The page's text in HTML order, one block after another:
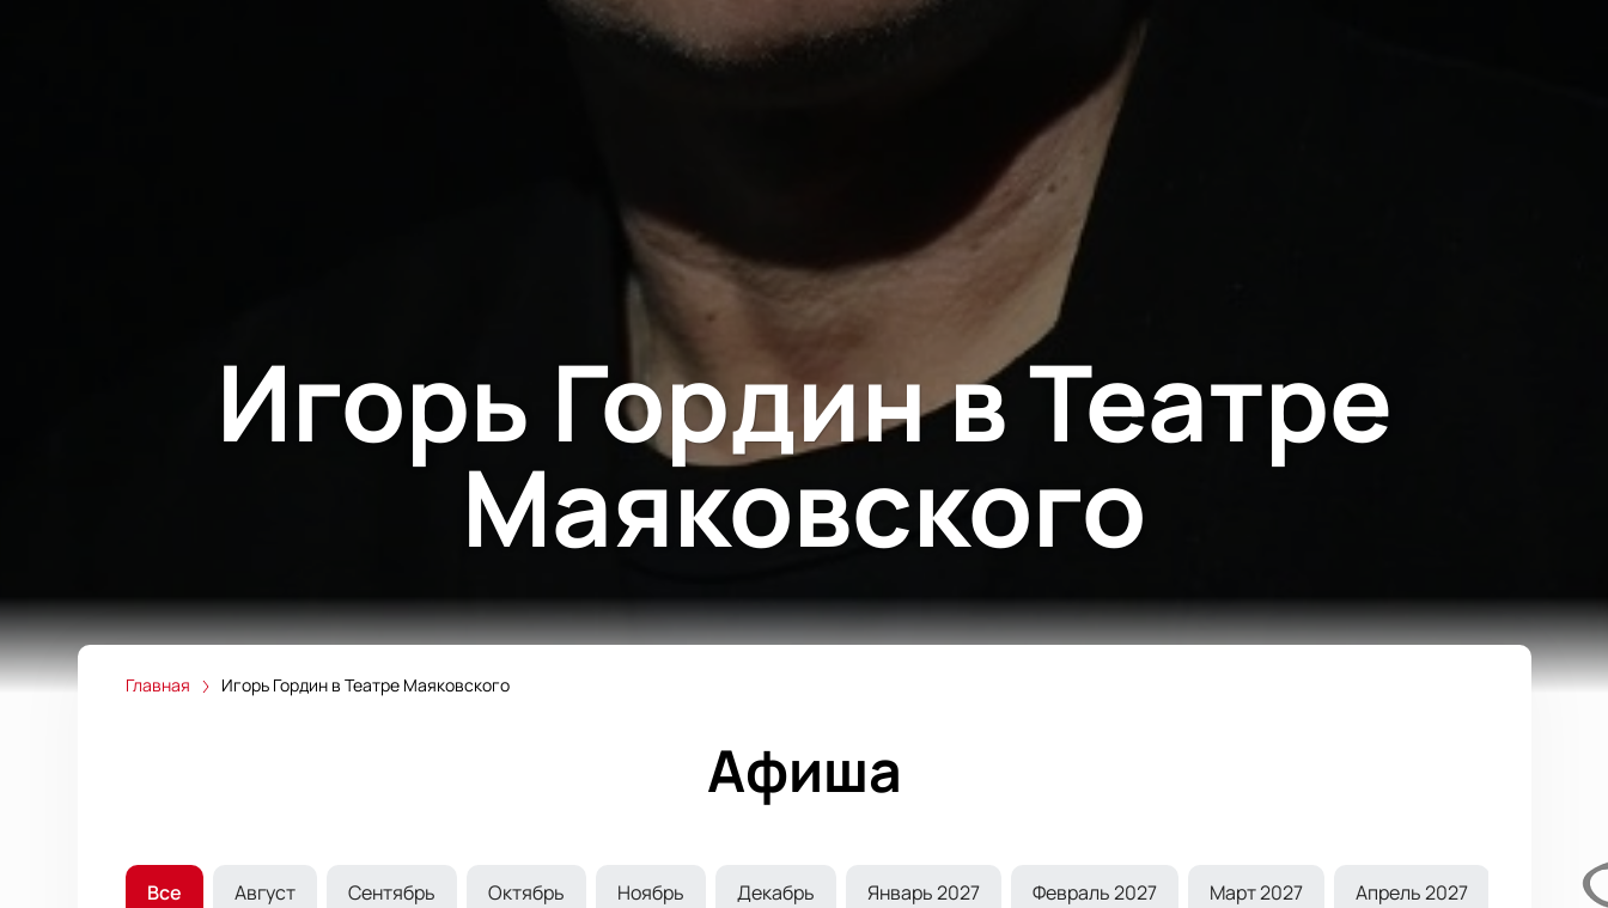
Игорь Гордин в Театре
Маяковского
Главная Игорь Гордин в Театре Маяковского
Афиша
Все Август Сентябрь Октябрь Ноябрь Декабрь Январь 2027 Февраль 2027 Март 2027 Апрель 2027 Май 2027